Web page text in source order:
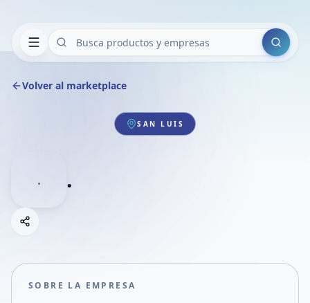
Buscar
Volver al marketplace
SAN LUIS
. .
Compartir empresa
SOBRE LA EMPRESA